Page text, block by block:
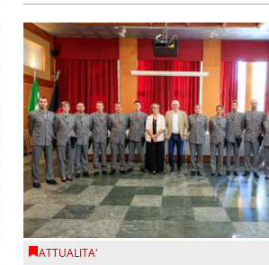
ATTUALITA'